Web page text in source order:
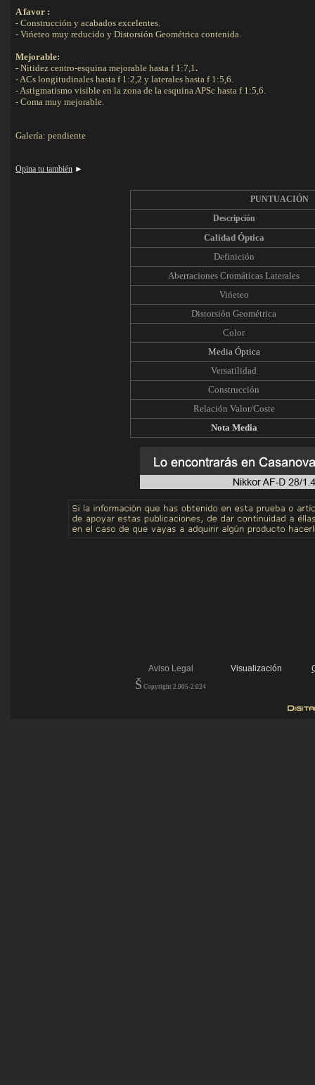
A favor :
- Construcción y acabados excelentes.
- Vińeteo muy reducido y Distorsión Geométrica contenida.
Mejorable:
- Nitidez centro-esquina mejorable hasta f 1:7,1.
- ACs longitudinales hasta f 1:2,2 y laterales hasta f 1:5,6.
- Astigmatismo visible en la zona de la esquina APSc hasta f 1:5,6.
- Coma muy mejorable.
Galería: pendiente
Opina tu también ►
PUNTUACIÓN
Descripción
Calidad Óptica
Definición
Aberraciones Cromáticas Laterales
Vińeteo
Distorsión Geométrica
Color
Media Óptica
Versatilidad
Construcción
Relación Valor/Coste
Nota Media